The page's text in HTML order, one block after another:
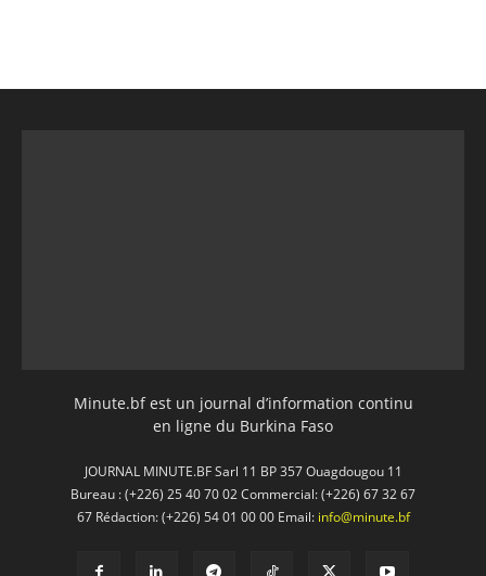
Minute.bf est un journal d’information continu
en ligne du Burkina Faso
JOURNAL MINUTE.BF Sarl 11 BP 357 Ouagdougou 11
Bureau : (+226) 25 40 70 02 Commercial: (+226) 67 32 67
67 Rédaction: (+226) 54 01 00 00 Email: info@minute.bf